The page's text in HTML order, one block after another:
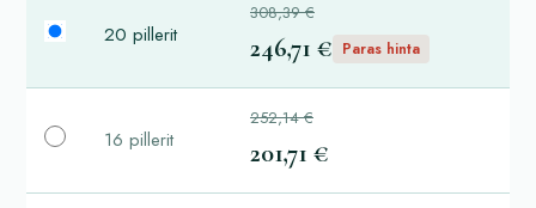
20 pillerit
308,39 €
246,71 € Paras hinta
16 pillerit
252,14 €
201,71 €